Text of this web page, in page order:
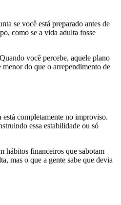
se você está preparado antes de
como se a vida adulta fosse
você percebe, aquele plano
menor do que o arrependimento de
completamente no improviso.
essa estabilidade ou só
hábitos financeiros que sabotam
mas o que a gente sabe que devia